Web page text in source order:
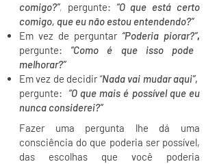
comigo?”, pergunte: “O que está certo
comigo, que eu não estou entendendo?”
Em vez de perguntar “Poderia piorar?”,
pergunte:“Como é que isso pode
melhorar?”
Em vez de decidir“Nada vai mudar aqui”,
pergunte: “O que mais é possível que eu
nunca considerei?”
Fazer uma pergunta lhe dá uma
consciência do que poderia ser possível,
das escolhas que você poderia